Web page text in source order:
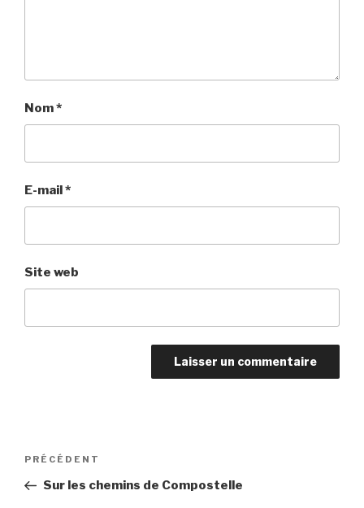
Nom*
E-mail*
Site web
Navigation
l’article
Article
précédent
PRÉCÉDENT
Sur les chemins de Compostelle